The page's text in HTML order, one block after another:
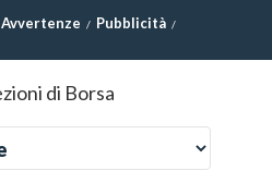
Avvertenze
Pubblicità